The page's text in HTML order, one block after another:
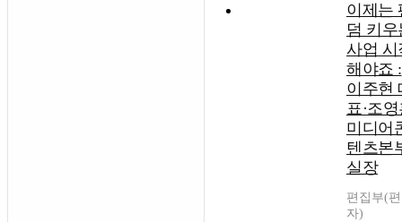
이제는
덤 키우
사업 시
해야죠 :
이주현
표·조
미디어
텐츠본
실장
편집부(
자)